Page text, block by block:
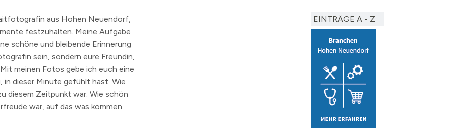
für öffentliche Räume
Neuendorf
Landratswahl 2021
Bundestagswahl 2021
Landtagswahlen 2019
Allgemeine Bekanntmachungen
Archiv
Eigenbetrieb Abwasser und Eigenbetrieb Wohnungswirtschaft
Offene Kinder- und Jugendtreffs
Seniorenbeirat
Seniorenlotse
Teilhabe
Müllheim im Markgräflerland
Interkommunales
aus Hohen Neuendorf,
festzuhalten. Meine Aufgabe
schöne und bleibende Erinnerung
sein, sondern eure Freundin,
meinen Fotos gebe ich euch eine
in dieser Minute gefühlt hast. Wie
diesem Zeitpunkt war. Wie schön
war, auf das was kommen
EINTRÄGE A - Z